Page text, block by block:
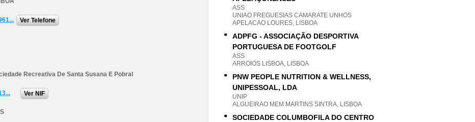
Ver Telefone
Recreativa De Santa Susana E Pobral
Ver NIF
ASS
UNIAO FREGUESIAS CAMARATE UNHOS
APELACAO LOURES, LISBOA
ADPFG - ASSOCIAÇÃO DESPORTIVA
PORTUGUESA DE FOOTGOLF
ASS
ARROIOS LISBOA, LISBOA
PNW PEOPLE NUTRITION & WELLNESS,
UNIPESSOAL, LDA
UNIP
ALGUEIRAO MEM MARTINS SINTRA, LISBOA
SOCIEDADE COLUMBOFILA DO CENTRO